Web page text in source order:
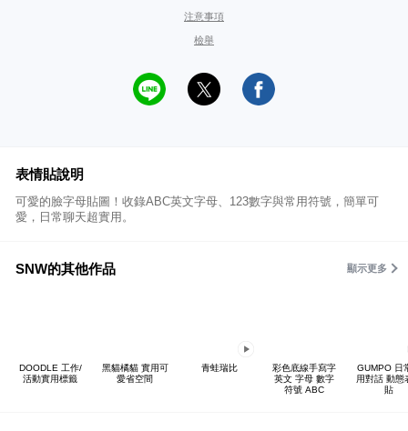
注意事項
檢舉
表情貼說明
可愛的臉字母貼圖！收錄ABC英文字母、123數字與常用符號，簡單可
愛，日常聊天超實用。
SNW的其他作品 顯示更多
DOODLE 工作/
活動實用標籤
黑貓橘貓 實用可
愛省空間
青蛙瑞比
彩色底線手寫字
英文 字母 數字
符號 ABC
GUMPO 日
用對話 動態
貼